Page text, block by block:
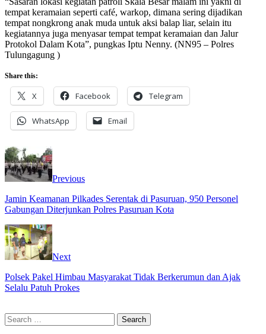
tempat keramaian seperti café, warkop, dimana sering dijadikan
tempat nongkrong anak muda untuk aksi balap liar, selain itu
kegiatannya juga menyasar tempat tempat keramaian dan Jalur
Protokol Dalam Kota”, pungkas Iptu Nenny. (NN95 – Polres
Tulungagung )
Share this:
X Facebook Telegram
WhatsApp Email
Previous
Jamin Keamanan Pilkades Serentak di Pasuruan, 950 Personel
Gabungan Diterjunkan Polres Pasuruan Kota
Next
Polsek Pakel Himbau Masyarakat Tidak Berkerumun dan Ajak
Selalu Patuh Prokes
Search
for: